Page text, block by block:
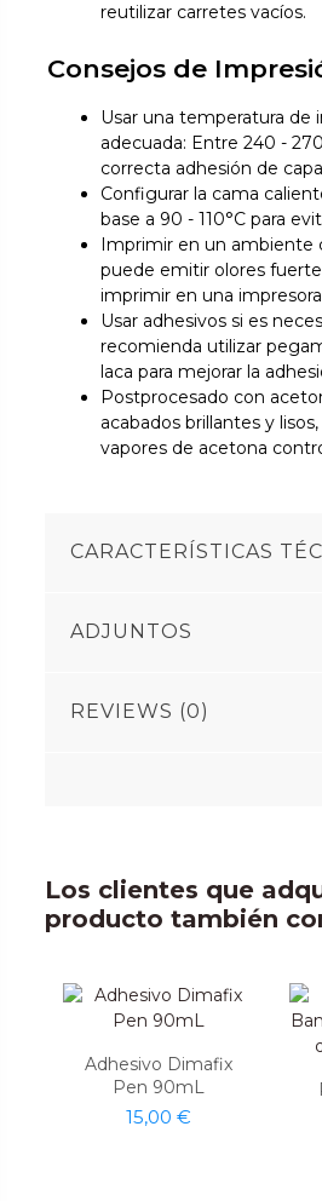
reutilizar carretes vacíos.
Consejos de
Usar una temperatura de
adecuada: Entre 240 -
correcta adhesión de
Configurar la cama
base a 90 - 110°C para
Imprimir en un ambiente
puede emitir olores
imprimir en una
Usar adhesivos si es
recomienda utilizar
laca para mejorar la
Postprocesado con
acabados brillantes y
vapores de acetona
CARACTERÍSTICAS
ADJUNTOS
REVIEWS (0)
Los clientes que
producto también
Adhesivo Dimafix
Pen 90mL
15,00 €